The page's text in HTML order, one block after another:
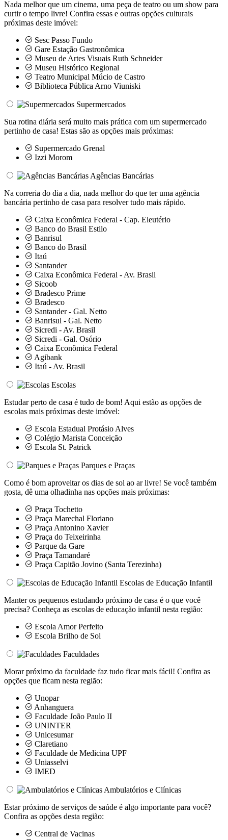
Nada melhor que um cinema, uma peça de teatro ou um show para
curtir o tempo livre! Confira essas e outras opções culturais
próximas deste imóvel:
Sesc Passo Fundo
Gare Estação Gastronômica
Museu de Artes Visuais Ruth Schneider
Museu Histórico Regional
Teatro Municipal Múcio de Castro
Biblioteca Pública Arno Viuniski
Supermercados
Sua rotina diária será muito mais prática com um supermercado
pertinho de casa! Estas são as opções mais próximas:
Supermercado Grenal
Izzi Morom
Agências Bancárias
Na correria do dia a dia, nada melhor do que ter uma agência
bancária pertinho de casa para resolver tudo mais rápido.
Caixa Econômica Federal - Cap. Eleutério
Banco do Brasil Estilo
Banrisul
Banco do Brasil
Itaú
Santander
Caixa Econômica Federal - Av. Brasil
Sicoob
Bradesco Prime
Bradesco
Santander - Gal. Netto
Banrisul - Gal. Netto
Sicredi - Av. Brasil
Sicredi - Gal. Osório
Caixa Econômica Federal
Agibank
Itaú - Av. Brasil
Escolas
Estudar perto de casa é tudo de bom! Aqui estão as opções de
escolas mais próximas deste imóvel:
Escola Estadual Protásio Alves
Colégio Marista Conceição
Escola St. Patrick
Parques e Praças
Como é bom aproveitar os dias de sol ao ar livre! Se você também
gosta, dê uma olhadinha nas opções mais próximas:
Praça Tochetto
Praça Marechal Floriano
Praça Antonino Xavier
Praça do Teixeirinha
Parque da Gare
Praça Tamandaré
Praça Capitão Jovino (Santa Terezinha)
Escolas de Educação Infantil
Manter os pequenos estudando próximo de casa é o que você
precisa? Conheça as escolas de educação infantil nesta região:
Escola Amor Perfeito
Escola Brilho de Sol
Faculdades
Morar próximo da faculdade faz tudo ficar mais fácil! Confira as
opções que ficam nesta região:
Unopar
Anhanguera
Faculdade João Paulo II
UNINTER
Unicesumar
Claretiano
Faculdade de Medicina UPF
Uniasselvi
IMED
Ambulatórios e Clínicas
Estar próximo de serviços de saúde é algo importante para você?
Confira as opções desta região:
Central de Vacinas